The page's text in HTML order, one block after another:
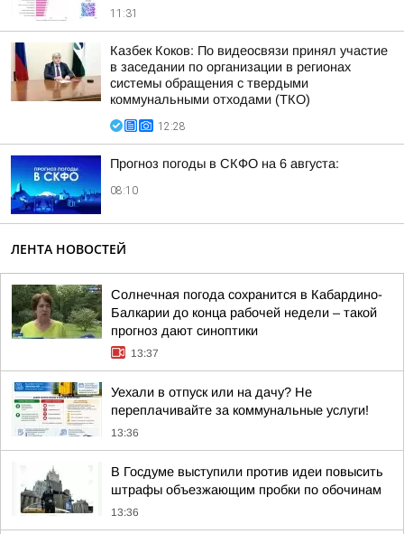
11:31
Казбек Коков: По видеосвязи принял участие
в заседании по организации в регионах
системы обращения с твердыми
коммунальными отходами (ТКО)
12:28
Прогноз погоды в СКФО на 6 августа:
08:10
ЛЕНТА НОВОСТЕЙ
Солнечная погода сохранится в Кабардино-
Балкарии до конца рабочей недели – такой
прогноз дают синоптики
13:37
Уехали в отпуск или на дачу? Не
переплачивайте за коммунальные услуги!
13:36
В Госдуме выступили против идеи повысить
штрафы объезжающим пробки по обочинам
13:36